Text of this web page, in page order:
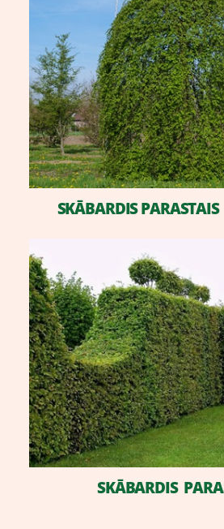
SKĀBARDIS
SKĀBARDIS